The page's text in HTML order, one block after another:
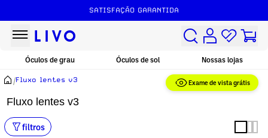
SATISFAÇÃO GARANTIDA
Exame de vista grátis
Óculos de grau Óculos de sol Nossas lojas
Fluxo lentes v3
/Fluxo lentes v3
filtros